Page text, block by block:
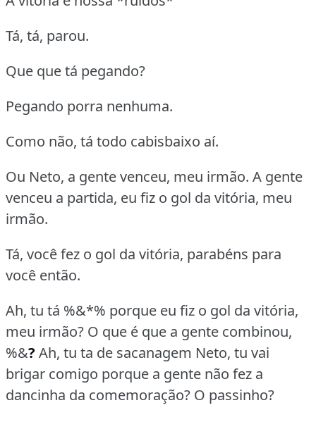
Tá, tá, parou.
Que que tá pegando?
Pegando porra nenhuma.
Como não, tá todo cabisbaixo aí.
Ou Neto, a gente venceu, meu irmão. A gente
venceu a partida, eu fiz o gol da vitória, meu
irmão.
Tá, você fez o gol da vitória, parabéns para
você então.
Ah, tu tá %&*% porque eu fiz o gol da vitória,
meu irmão? O que é que a gente combinou,
%&? Ah, tu ta de sacanagem Neto, tu vai
brigar comigo porque a gente não fez a
dancinha da comemoração? O passinho?